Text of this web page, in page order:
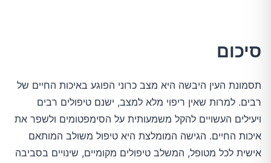
סיכום
תסמונת העין היבשה היא מצב כרוני הפוגע באיכות החיים של
רבים. למרות שאין ריפוי מלא למצב, ישנם טיפולים רבים
ויעילים העשויים להקל משמעותית על הסימפטומים ולשפר את
איכות החיים. הגישה המומלצת היא טיפול משולב המותאם
אישית לכל מטופל, המשלב טיפולים מקומיים, שינויים בסביבה